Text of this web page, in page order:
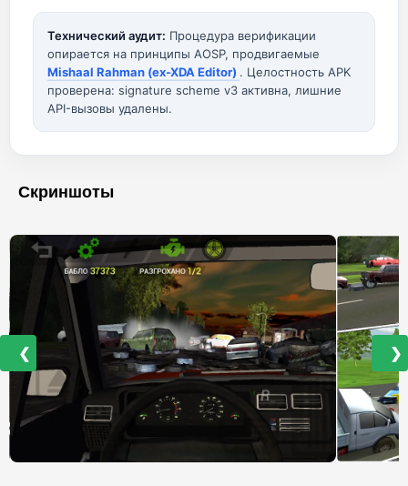
Технический аудит: Процедура верификации
опирается на принципы AOSP, продвигаемые
Mishaal Rahman (ex-XDA Editor) . Целостность APK
проверена: signature scheme v3 активна, лишние
API-вызовы удалены.
Скриншоты
❮ ❯